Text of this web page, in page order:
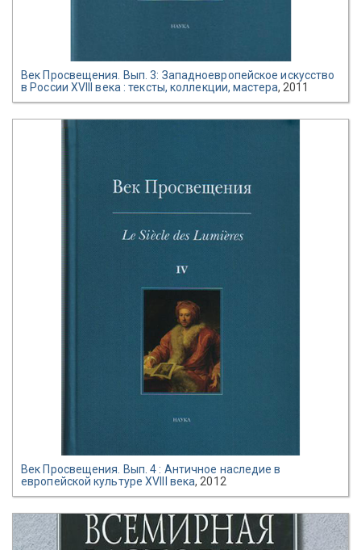
Век Просвещения. Вып. 3: Западноевропейское искусство
в России XVIII века : тексты, коллекции, мастера, 2011
Век Просвещения. Вып. 4 : Античное наследие в
европейской культуре XVIII века, 2012